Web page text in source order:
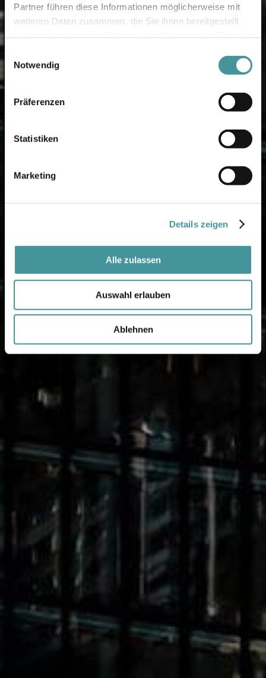
Partner führen diese Informationen möglicherweise mit
weiteren Daten zusammen, die Sie ihnen bereitgestellt
Notwendig
Präferenzen
Statistiken
Marketing
Details zeigen
Alle zulassen
Auswahl erlauben
Ablehnen